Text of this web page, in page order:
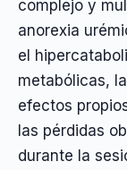
complejo y
anorexia
el
metabólicas,
efectos
las pérdidas
durante la